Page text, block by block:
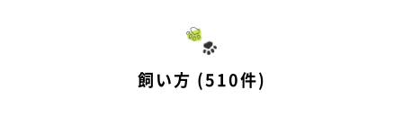
飼い方 (510件)